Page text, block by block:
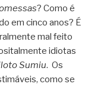
? Como é
em cinco anos? É
mal feito
idiotas
Sumiu. Os
como se